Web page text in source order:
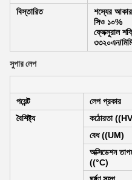
বিস্তারিত
শস্যের
সিও ১০%
ফ্লেক্সুরাল
৩৩২০এন/মিমি
সুপার লেপ
পয়েন্ট
লেপ প্রকার
বৈশিষ্ট্য
কঠোরতা
বেধ ((UM)
অক্সিডেশন
((°C)